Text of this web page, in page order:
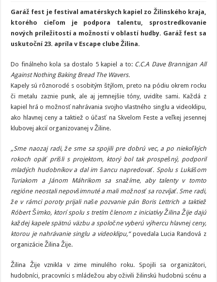
fest
je
príležitosťou
pre
začínajúce
v
Garáž fest je festival amatérskych kapiel zo Žilinského kraja,
ktorého cieľom je podpora talentu, sprostredkovanie
nových príležitostí a možností v oblastí hudby. Garáž fest sa
uskutoční 23. apríla v Escape clube Žilina.
Do finálneho kola sa dostalo 5 kapiel a to: C.C.A Dave Brannigan All
Against Nothing Baking Bread The Wavers.
Kapely sú rôznorodé s osobitým štýlom, preto na pódiu okrem rocku
či metalu zaznie punk, ale aj jemnejšie tóny, uvidíte sami. Každá z
kapiel hrá o možnosť nahrávania svojho vlastného singlu a videoklipu,
ako hlavnej ceny a taktiež o účasť na Skvelom Feste a veľkej jesennej
klubovej akcií organizovanej v Žiline.
„Sme naozaj radi, že sme sa spojili pre dobrú vec, a po niekoľkých
rokoch opäť prišli s projektom, ktorý bol tak prospešný, podporil
mladých hudobníkov a dal im šancu napredovať. Spolu s Lukášom
Turiakom a Jánom Máhrikom sa snažíme, aby talenty v tomto
regióne neostali nepovšimnuté a mali možnosť sa rozvíjať. Sme radi,
že v rámci poroty prijali naše pozvanie pán Boris Lettrich a taktiež
Róbert Šimko, ktorí spolu s tretím členom z iniciatívy Žilina Žije dajú
každej kapele spätnú väzbu a spoločne vyberú výhercu hlavnej ceny,
ktorou je nahrávanie singlu a videoklipu,“povedala Lucia Randová z
organizácie Žilina Žije.
Žilina Žije vznikla v zime minulého roku. Spojili sa organizátori,
hudobníci, pracovníci s mládežou aby oživili žilinskú hudobnú scénu a